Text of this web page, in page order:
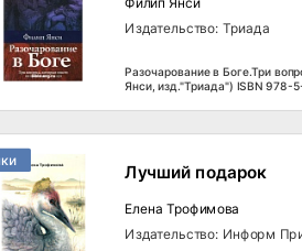
Издательство: Триада
Разочарование в Боге.Три
Янси, изд."Триада") ISBN 978-
Лучший подарок
Елена Трофимова
Издательство: Информ